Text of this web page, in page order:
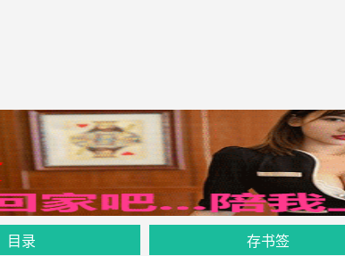
目录 存书签